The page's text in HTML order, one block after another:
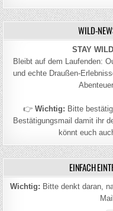
WILD-
STAY
Bleibt auf dem Laufenden:
und echte Draußen-
👉 Wichtig: Bitte
Bestätigungsmail damit ihr
könnt euch
EINFACH
Wichtig: Bitte denkt daran,